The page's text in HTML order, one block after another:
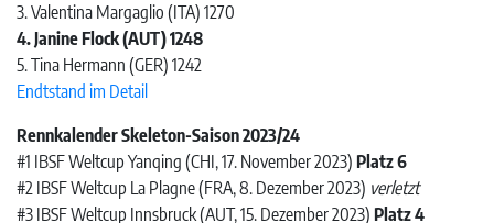
3. Valentina Margaglio (ITA) 1270
4. Janine Flock (AUT) 1248
5. Tina Hermann (GER) 1242
Endtstand im Detail
Rennkalender Skeleton-Saison 2023/24
#1 IBSF Weltcup Yanqing (CHI, 17. November 2023) Platz 6
#2 IBSF Weltcup La Plagne (FRA, 8. Dezember 2023) verletzt
#3 IBSF Weltcup Innsbruck (AUT, 15. Dezember 2023) Platz 4